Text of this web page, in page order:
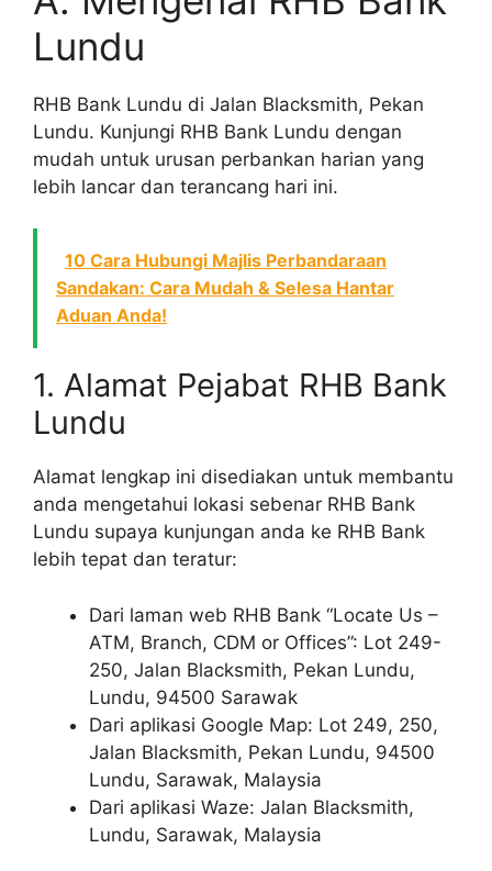
Lundu
RHB Bank Lundu di Jalan Blacksmith, Pekan
Lundu. Kunjungi RHB Bank Lundu dengan
mudah untuk urusan perbankan harian yang
lebih lancar dan terancang hari ini.
10 Cara Hubungi Majlis Perbandaraan
Sandakan: Cara Mudah & Selesa Hantar
Aduan Anda!
1. Alamat Pejabat RHB Bank
Lundu
Alamat lengkap ini disediakan untuk membantu
anda mengetahui lokasi sebenar RHB Bank
Lundu supaya kunjungan anda ke RHB Bank
lebih tepat dan teratur:
Dari laman web RHB Bank “Locate Us –
ATM, Branch, CDM or Offices”: Lot 249-
250, Jalan Blacksmith, Pekan Lundu,
Lundu, 94500 Sarawak
Dari aplikasi Google Map: Lot 249, 250,
Jalan Blacksmith, Pekan Lundu, 94500
Lundu, Sarawak, Malaysia
Dari aplikasi Waze: Jalan Blacksmith,
Lundu, Sarawak, Malaysia